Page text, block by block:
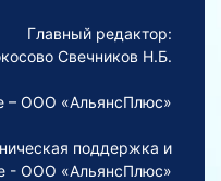
Главный редактор:
Свечников Н.Б.
– ООО «АльянсПлюс»
поддержка и
- ООО «АльянсПлюс»